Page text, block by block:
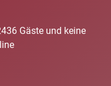
Gäste und keine